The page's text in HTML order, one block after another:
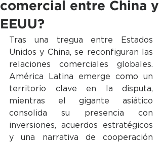
comercial entre China y
EEUU?
Tras una tregua entre Estados
Unidos y China, se reconfiguran las
relaciones comerciales globales.
América Latina emerge como un
territorio clave en la disputa,
mientras el gigante asiático
consolida su presencia con
inversiones, acuerdos estratégicos
y una narrativa de cooperación